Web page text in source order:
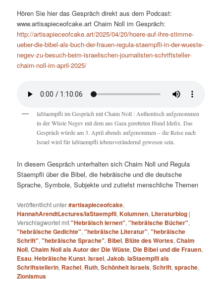
Hören Sie hier das Gespräch direkt aus dem Podcast:
www.artisapieceofcake.art Chaim Noll im Gespräch:
http://artisapieceofcake.art/2025/04/20/hoere-auf-ihre-stimme-
ueber-die-bibel-als-buch-der-frauen-regula-staempfli-in-der-wueste-
negev-zu-besuch-beim-israelischen-journalisten-schriftsteller-
chaim-noll-im-april-2025/
laStaempfli im Gespräch mit Chaim Noll : Authentisch aufgenommen
in der Wüste Negev mit dem aus Gaza geretteten Hund Idefix. Das
Gespräch würde am 3. April abends aufgenommen – die Reise nach
Israel wird für laStaempfli lebensverändernd gewesen sein.
In diesem Gespräch unterhalten sich Chaim Noll und Regula
Staempfli über die Bibel, die hebräische und die deutsche
Sprache, Symbole, Subjekte und zutiefst menschliche Themen
Veröffentlicht unter#artisapieceofcake,
HannahArendtLectures/laStaempfli,Kolumnen, Literaturblog |
Verschlagwortet mit"Hebräisch lernen","hebräische Bücher",
"hebräische Gedichte","hebräische Literatur","hebräische
Schrift","hebräische Sprache", Bibel, Blüte des Wortes,Chaim
Noll,Chaim Noll als Autor der Die Wüste, Die Bibel und die Frauen,
Esau,Hebräische Kunst,Israel,Jakob,laStaempfli als
Schriftstellerin, Rachel, Ruth,Schönheit Israels,Schrift,sprache,
Zionismus